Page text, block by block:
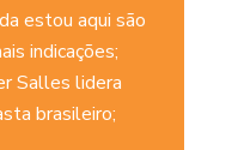
estou aqui são
indicações;
Salles lidera
brasileiro;